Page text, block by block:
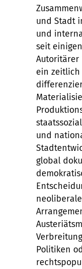
und Stadt
und
seit
Autoritärer
ein
und
global
Politiken